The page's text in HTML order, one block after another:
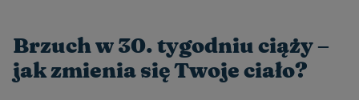
Brzuch w 30. tygodniu ciąży –
jak zmienia się Twoje ciało?